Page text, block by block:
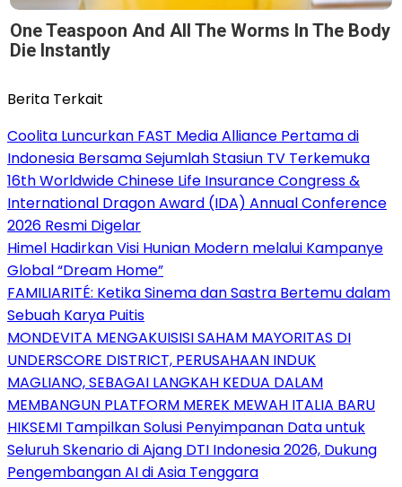
One Teaspoon And All The Worms In The Body
Die Instantly
Berita Terkait
Coolita Luncurkan FAST Media Alliance Pertama di
Indonesia Bersama Sejumlah Stasiun TV Terkemuka
16th Worldwide Chinese Life Insurance Congress &
International Dragon Award (IDA) Annual Conference
2026 Resmi Digelar
Himel Hadirkan Visi Hunian Modern melalui Kampanye
Global “Dream Home”
FAMILIARITÉ: Ketika Sinema dan Sastra Bertemu dalam
Sebuah Karya Puitis
MONDEVITA MENGAKUISISI SAHAM MAYORITAS DI
UNDERSCORE DISTRICT, PERUSAHAAN INDUK
MAGLIANO, SEBAGAI LANGKAH KEDUA DALAM
MEMBANGUN PLATFORM MEREK MEWAH ITALIA BARU
HIKSEMI Tampilkan Solusi Penyimpanan Data untuk
Seluruh Skenario di Ajang DTI Indonesia 2026, Dukung
Pengembangan AI di Asia Tenggara